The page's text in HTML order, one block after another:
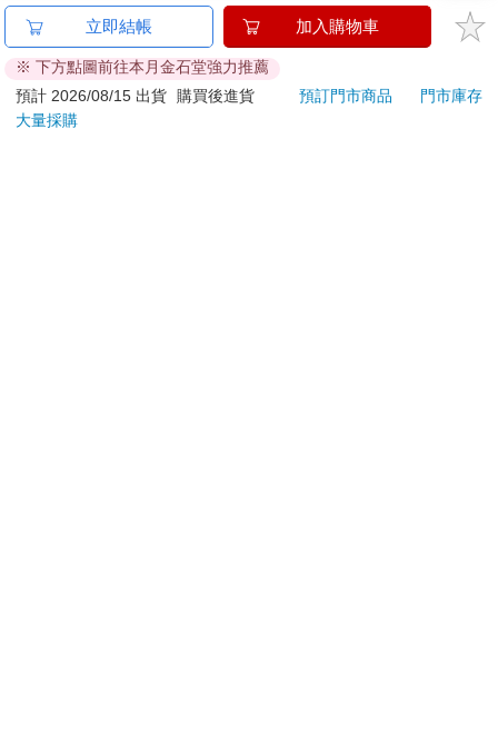
已拆封之個人衛生用品。（如：內衣褲、刮鬍刀、除毛
若非上列種類商品，均享有到貨7天的猶豫期（含例假
日）。
辦理退換貨時，商品（組合商品恕無法接受單獨退貨）必須
立即結帳 加入購物車
※ 下方點圖前往本月金石堂強力推薦
預計 2026/08/15 出貨
購買後進貨 預訂門市商品
門市庫存
大量採購